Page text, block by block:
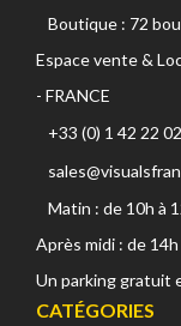
Boutique : 72
Espace vente &
- FRANCE
+33 (0) 1 42 22
Matin : de 10h à
Après midi : de
Un parking gratuit
CATÉGORIES